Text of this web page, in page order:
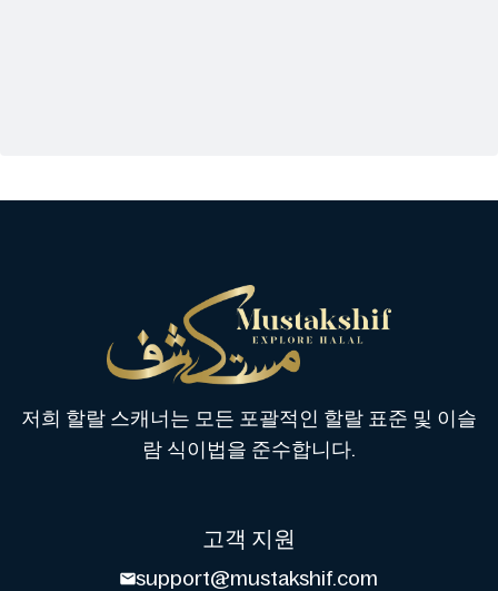
저희 할랄 스캐너는 모든 포괄적인 할랄 표준 및 이슬
람 식이법을 준수합니다.
고객 지원
support@mustakshif.com